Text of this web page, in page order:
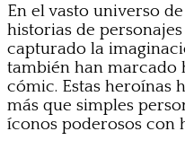
En el vasto universo de
historias de
capturado la
también han marcado
cómic. Estas heroínas
más que simples
íconos poderosos con